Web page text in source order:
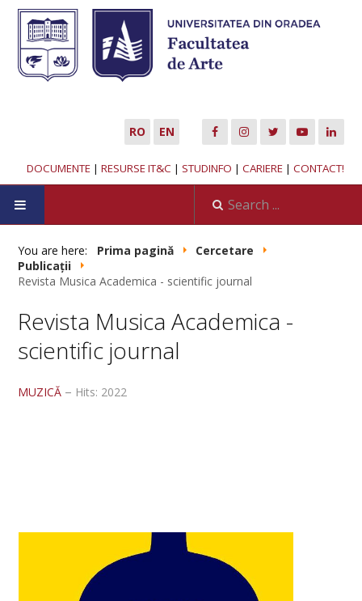
RO EN
DOCUMENTE | RESURSE IT&C | STUDINFO | CARIERE | CONTACT!
HOME
ABOUT US
MUSIC DEPARTMENT
VISUAL ARTS DEPARTMENT
You are here: Prima pagină
Cercetare
Publicații
Revista Musica Academica - scientific journal
Revista Musica Academica -
scientific journal
MUZICĂ Hits: 2022